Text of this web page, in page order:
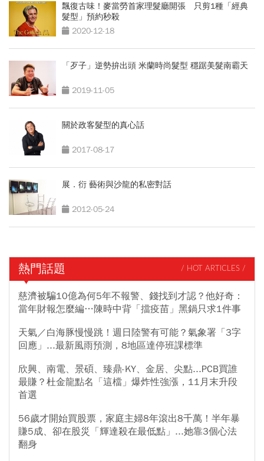
飄復古味！麥當勞首家理髮廳開張 只剪1種「經典
髮型」預約秒殺
2020-12-18
「歹子」逆勢拚出頭 米蘭時尚髮型 穩踞美髮南霸天
2019-11-05
關於政客髮型的真心話
2017-08-17
展．衍 藝術與沙龍的私密對話
2012-05-24
熱門話題 / HOT ARTICLES /
慈濟被騙10億為何5年不報警、錢找到才認？他好奇：
當年財報怎麼編…陳時中背「擋疫苗」黑鍋只求1件事
天氣／白海豚慢慢跳！週日陸警有可能？氣象署「3字
回應」...最新風雨預測，8地區達停班課標準
欣興、南電、景碩、臻鼎-KY、金居、尖點...PCB買誰
最賺？杜金龍點名「這檔」爆炸性強漲，11月末升段
首選
56歲才開始買股票，家庭主婦8年滾出8千萬！半年暴
賺5成、卻在股災「輝達殺在最低點」...她靠3個心法
翻身